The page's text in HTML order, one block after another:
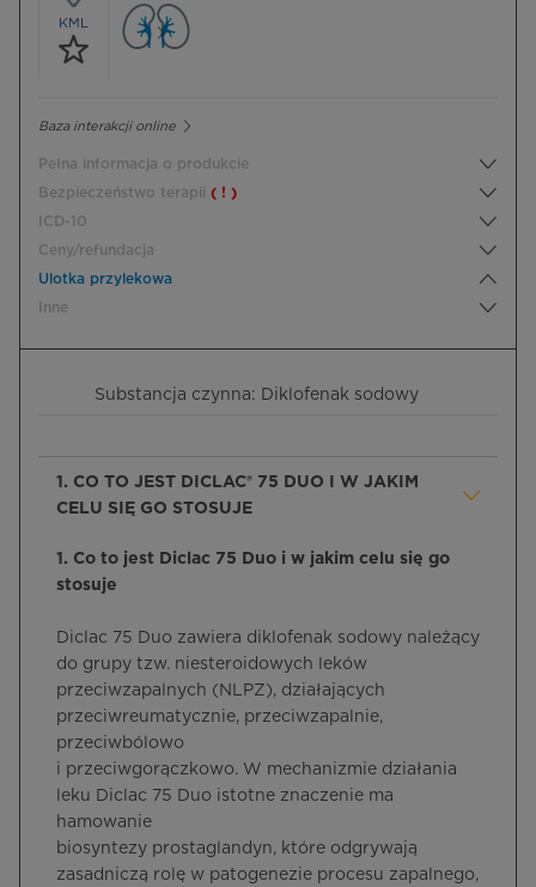
KML
Baza interakcji online
Pełna informacja o produkcie
Bezpieczeństwo terapii ( ! )
ICD-10
Ceny/refundacja
Ulotka przylekowa
Inne
Substancja czynna: Diklofenak sodowy
1. CO TO JEST DICLAC® 75 DUO I W JAKIM
CELU SIĘ GO STOSUJE
1. Co to jest Diclac 75 Duo i w jakim celu się go
stosuje
Diclac 75 Duo zawiera diklofenak sodowy należący
do grupy tzw. niesteroidowych leków
przeciwzapalnych (NLPZ), działających
przeciwreumatycznie, przeciwzapalnie,
przeciwbólowo
i przeciwgorączkowo. W mechanizmie działania
leku Diclac 75 Duo istotne znaczenie ma
hamowanie
biosyntezy prostaglandyn, które odgrywają
zasadniczą rolę w patogenezie procesu zapalnego,